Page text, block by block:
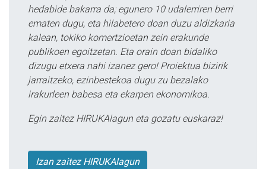
hedabide bakarra da; egunero 10 udalerriren berri
ematen dugu, eta hilabetero doan duzu aldizkaria
kalean, tokiko komertzioetan zein erakunde
publikoen egoitzetan. Eta orain doan bidaliko
dizugu etxera nahi izanez gero! Proiektua bizirik
jarraitzeko, ezinbestekoa dugu zu bezalako
irakurleen babesa eta ekarpen ekonomikoa.
Egin zaitez HIRUKAlagun eta gozatu euskaraz!
Izan zaitez HIRUKAlagun